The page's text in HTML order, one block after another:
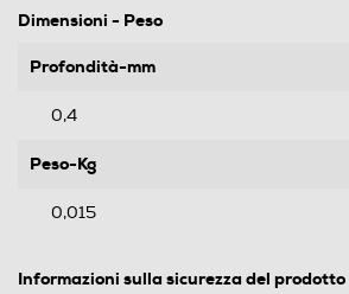
Dimensioni - Peso
Profondità-mm
0,4
Peso-Kg
0,015
Informazioni sulla sicurezza del prodotto